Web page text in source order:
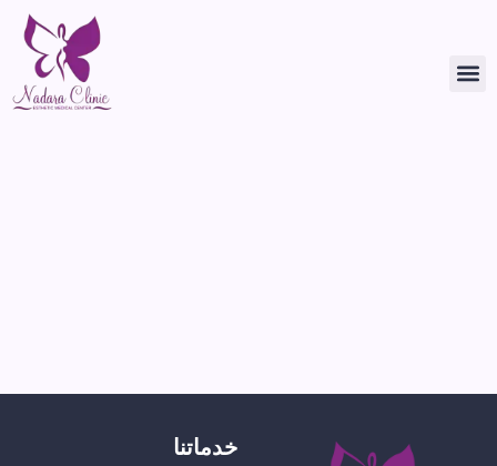
خدماتنا